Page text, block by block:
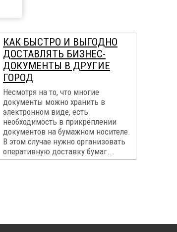
КАК БЫСТРО И ВЫГОДНО
ДОСТАВЛЯТЬ БИЗНЕС-
ДОКУМЕНТЫ В ДРУГИЕ
ГОРОД
Несмотря на то, что многие
документы можно хранить в
электронном виде, есть
необходимость в прикреплении
документов на бумажном носителе.
В этом случае нужно организовать
оперативную доставку бумаг...